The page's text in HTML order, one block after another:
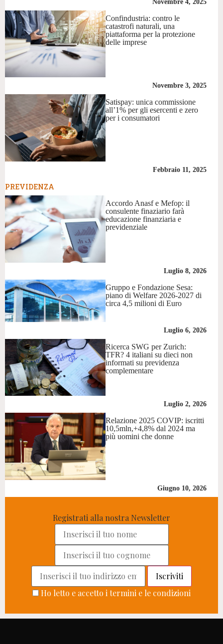
Novembre 4, 2025
Confindustria: contro le
catastrofi naturali, una
piattaforma per la protezione
delle imprese
Novembre 3, 2025
Satispay: unica commissione
all’1% per gli esercenti e zero
per i consumatori
Febbraio 11, 2025
PREVIDENZA
Accordo Anasf e Mefop: il
consulente finaziario farà
educazione finanziaria e
previdenziale
Luglio 8, 2026
Gruppo e Fondazione Sesa:
piano di Welfare 2026-2027 di
circa 4,5 milioni di Euro
Luglio 6, 2026
Ricerca SWG per Zurich:
TFR? 4 italiani su dieci non
informati su previdenza
complementare
Luglio 2, 2026
Relazione 2025 COVIP: iscritti
10,5mln,+4,8% dal 2024 ma
più uomini che donne
Giugno 10, 2026
Registrati alla nostra Newsletter
Ho letto e accetto i termini e le condizioni